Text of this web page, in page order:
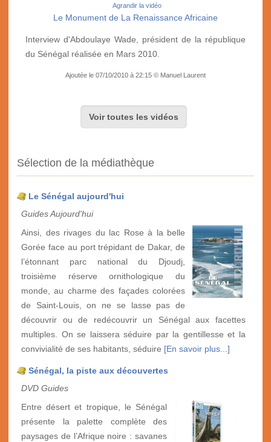
Agrandir la vidéo
Le Monument de La Renaissance Africaine
Interview d'Abdoulaye Wade, président de la république
du Sénégal réalisée en Mars 2010.
Ajoutée le 07/10/2010 à 22:15 © Manuel Laurent
Voir toutes les vidéos
Sélection de la médiathèque
Le Sénégal aujourd'hui
Guides Aujourd'hui
Ainsi, des rivages du lac Rose à la belle
Gorée face au port trépidant de Dakar, de
l’étonnant parc national du Djoudj,
troisième réserve ornithologique du
monde, au charme des façades colorées
de Saint-Louis, on ne se lasse pas de
découvrir ou de redécouvrir un Sénégal aux facettes
multiples. On se laissera séduire par la gentillesse et la
convivialité de ses habitants, séduire [En savoir plus...]
Sénégal, la piste aux découvertes
DVD Guides
Entre désert et tropique, le Sénégal
présente la palette complète des
paysages de l’Afrique noire : savanes